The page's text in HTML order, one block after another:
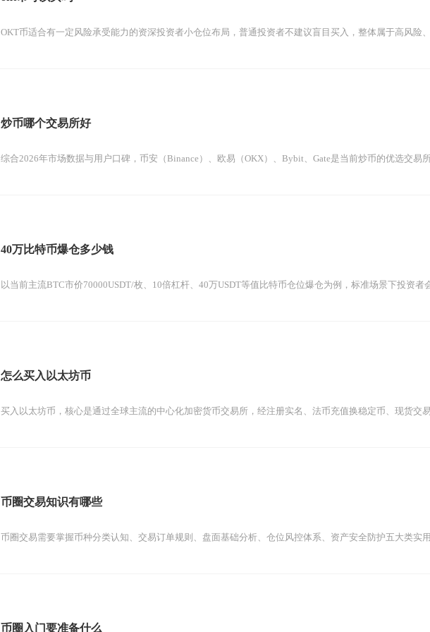
OKT币适合有一定风险承受能力的资深投资者小仓位布局，普通投资者不建议盲目买入，整体属于高风险、
炒币哪个交易所好
综合2026年市场数据与用户口碑，币安（Binance）、欧易（OKX）、Bybit、Gate是当前炒币的优选交易所
40万比特币爆仓多少钱
以当前主流BTC市价70000USDT/枚、10倍杠杆、40万USDT等值比特币仓位爆仓为例，标准场景下投资者
怎么买入以太坊币
买入以太坊币，核心是通过全球主流的中心化加密货币交易所，经注册实名、法币充值换稳定币、现货交易
币圈交易知识有哪些
币圈交易需要掌握币种分类认知、交易订单规则、盘面基础分析、仓位风控体系、资产安全防护五大类实
币圈入门要准备什么